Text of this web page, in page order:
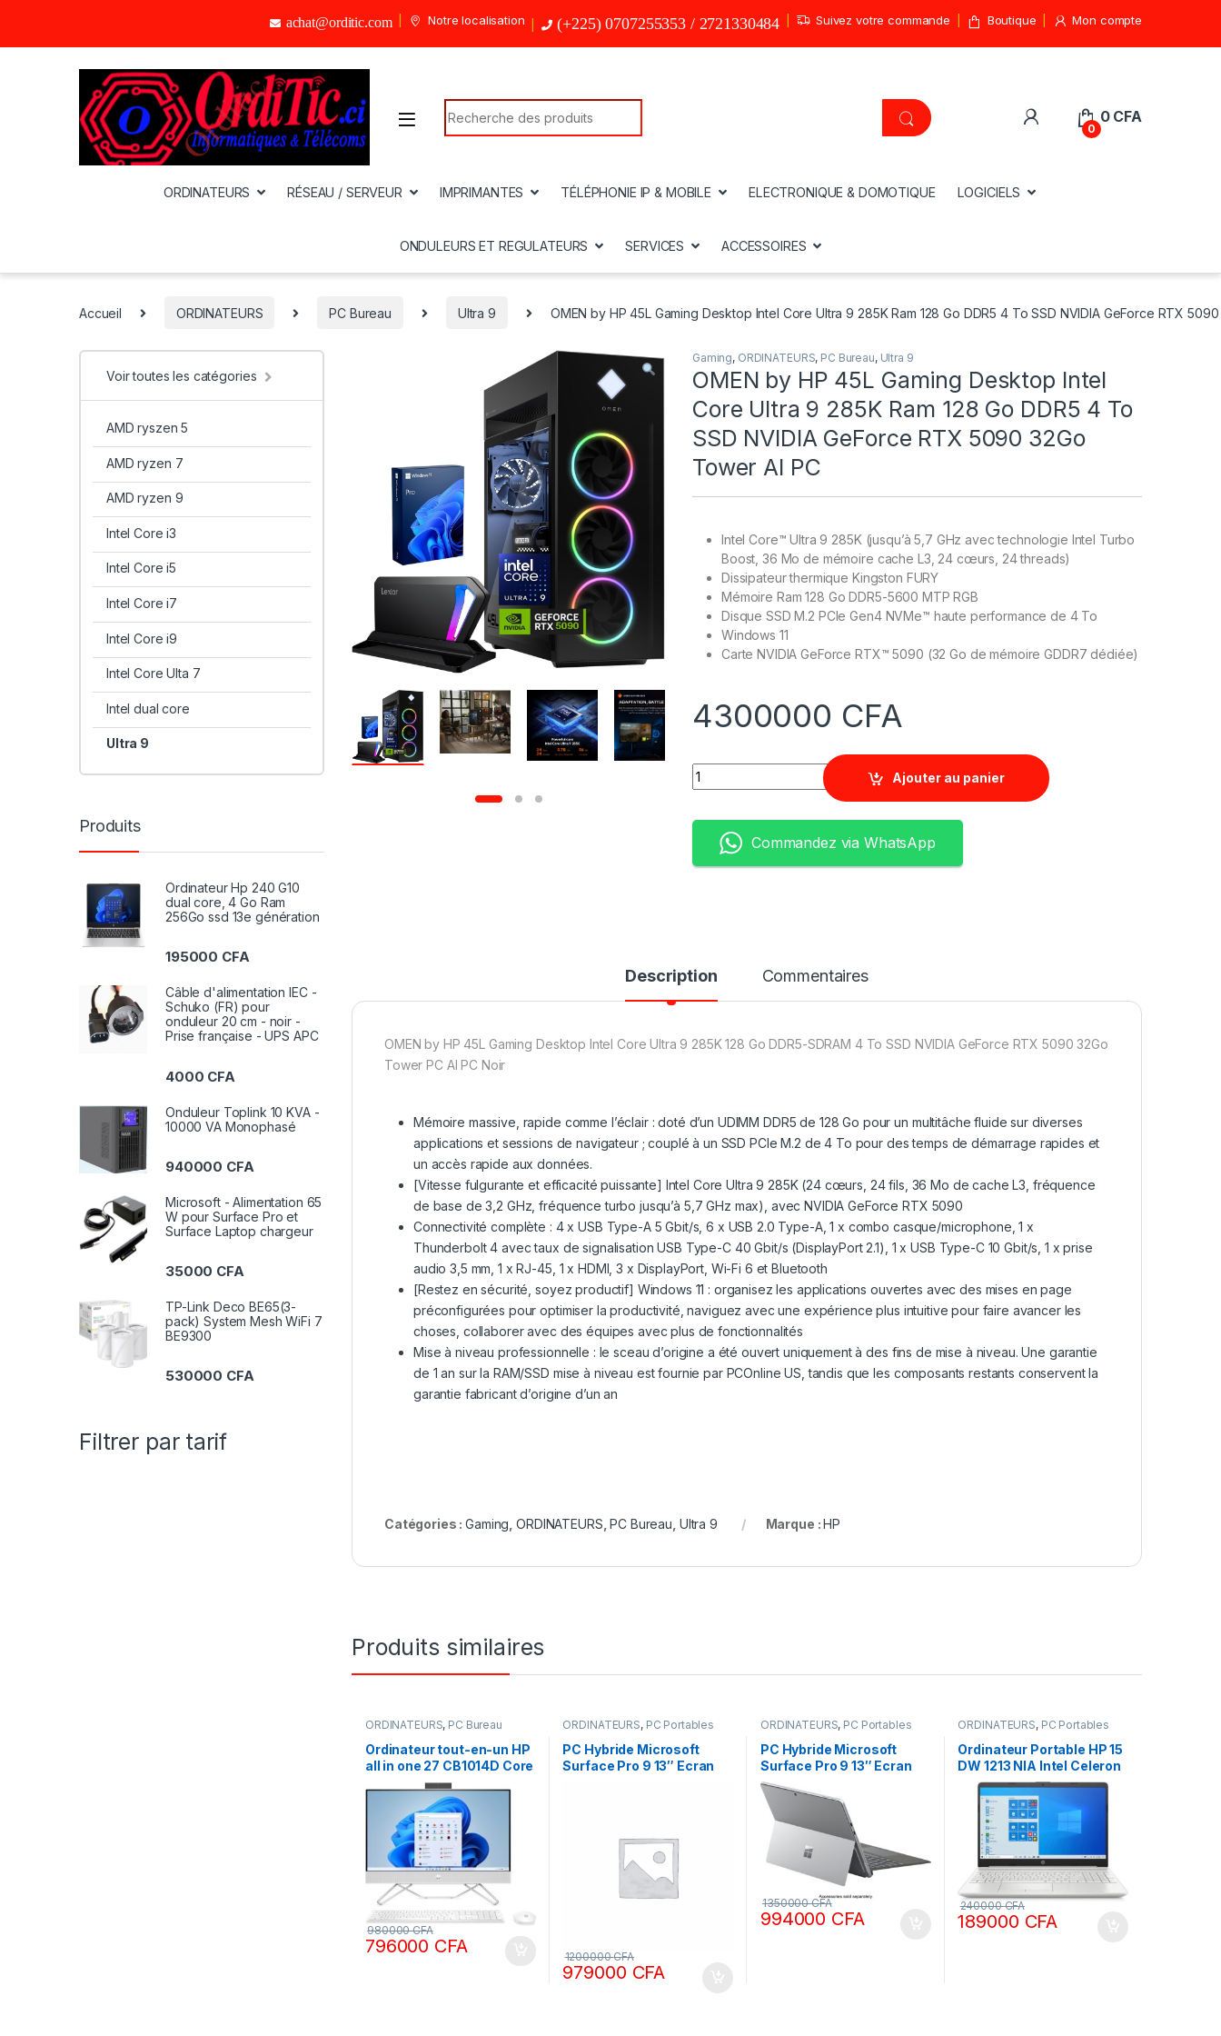
achat@orditic.com Notre localisation (+225) 0707255353 / 2721330484 Suivez votre commande Boutique Mon compte
Search for:
0
0 CFA
ORDINATEURS RÉSEAU / SERVEUR IMPRIMANTES TÉLÉPHONIE IP & MOBILE ELECTRONIQUE & DOMOTIQUE LOGICIELS
ONDULEURS ET REGULATEURS SERVICES ACCESSOIRES
Accueil ORDINATEURS PC Bureau Ultra 9 OMEN by HP 45L Gaming Desktop Intel Core Ultra 9 285K Ram 128 Go DDR5 4 To SSD NVIDIA GeForce RTX
Gaming, ORDINATEURS, PC Bureau, Ultra 9
OMEN by HP 45L Gaming Desktop Intel
Core Ultra 9 285K Ram 128 Go DDR5 4 To
SSD NVIDIA GeForce RTX 5090 32Go
Tower AI PC
Intel Core™ Ultra 9 285K (jusqu’à 5,7 GHz avec technologie Intel Turbo
Boost, 36 Mo de mémoire cache L3, 24 cœurs, 24 threads)
Dissipateur thermique Kingston FURY
Mémoire Ram 128 Go DDR5-5600 MTP RGB
Disque SSD M.2 PCIe Gen4 NVMe™ haute performance de 4 To
Windows 11
Carte NVIDIA GeForce RTX™ 5090 (32 Go de mémoire GDDR7 dédiée)
4300000 CFA
Quantity
Ajouter au panier
Commandez via WhatsApp
Description Commentaires
OMEN by HP 45L Gaming Desktop Intel Core Ultra 9 285K 128 Go DDR5-SDRAM 4 To SSD NVIDIA GeForce RTX 5090 32Go
Tower PC AI PC Noir
Mémoire massive, rapide comme l’éclair : doté d’un UDIMM DDR5 de 128 Go pour un multitâche fluide sur diverses
applications et sessions de navigateur ; couplé à un SSD PCIe M.2 de 4 To pour des temps de démarrage rapides et
un accès rapide aux données.
[Vitesse fulgurante et efficacité puissante] Intel Core Ultra 9 285K (24 cœurs, 24 fils, 36 Mo de cache L3, fréquence
de base de 3,2 GHz, fréquence turbo jusqu’à 5,7 GHz max), avec NVIDIA GeForce RTX 5090
Connectivité complète : 4 x USB Type-A 5 Gbit/s, 6 x USB 2.0 Type-A, 1 x combo casque/microphone, 1 x
Thunderbolt 4 avec taux de signalisation USB Type-C 40 Gbit/s (DisplayPort 2.1), 1 x USB Type-C 10 Gbit/s, 1 x prise
audio 3,5 mm, 1 x RJ-45, 1 x HDMI, 3 x DisplayPort, Wi-Fi 6 et Bluetooth
[Restez en sécurité, soyez productif] Windows 11 : organisez les applications ouvertes avec des mises en page
préconfigurées pour optimiser la productivité, naviguez avec une expérience plus intuitive pour faire avancer les
choses, collaborer avec des équipes avec plus de fonctionnalités
Mise à niveau professionnelle : le sceau d’origine a été ouvert uniquement à des fins de mise à niveau. Une garantie
de 1 an sur la RAM/SSD mise à niveau est fournie par PCOnline US, tandis que les composants restants conservent la
garantie fabricant d’origine d’un an
Catégories :Gaming ,ORDINATEURS ,PC Bureau Ultra 9 Marque :HP
Produits similaires
ORDINATEURS, PC Bureau
Ordinateur tout-en-un HP
all in one 27 CB1014D Core
i7, 16 Go de RAM, 256 Go
de SSD + 1 To de disque
dur, Windows 11, écran
tactile, bleu nébuleuse
796000 CFA
980000CFA
ORDINATEURS, PC Portables
PC Hybride Microsoft
Surface Pro 9 13″ Ecran
979000 CFA
1200000CFA
ORDINATEURS, PC Portables
PC Hybride Microsoft
Surface Pro 9 13″ Ecran
tactile Intel Core i5 8Go
RAM 512Go SSD
994000 CFA
1350000CFA
ORDINATEURS, PC Portables
Ordinateur Portable HP 15
DW 1213 NIA Intel Celeron
12th Gen 4Go Ram 512Go
SSD Windows 10 Pro
Ecran 15,6″
189000 CFA
240000CFA
Voir toutes les catégories
AMD ryszen 5
AMD ryzen 7
AMD ryzen 9
Intel Core i3
Intel Core i5
Intel Core i7
Intel Core i9
Intel Core Ulta 7
Intel dual core
Ultra 9
Produits
Ordinateur Hp 240 G10
dual core, 4 Go Ram
256Go ssd 13e génération
195000 CFA
Câble d'alimentation IEC -
Schuko (FR) pour
onduleur 20 cm - noir -
Prise française - UPS APC
4000 CFA
Onduleur Toplink 10 KVA -
10000 VA Monophasé
940000 CFA
Microsoft - Alimentation 65
W pour Surface Pro et
Surface Laptop chargeur
35000 CFA
TP-Link Deco BE65(3-
pack) System Mesh WiFi 7
BE9300
530000 CFA
Filtrer par tarif